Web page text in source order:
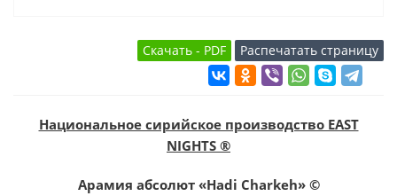
Национальное сирийское производство EAST
NIGHTS ®
Арамия абсолют «Hadi Charkeh» ©